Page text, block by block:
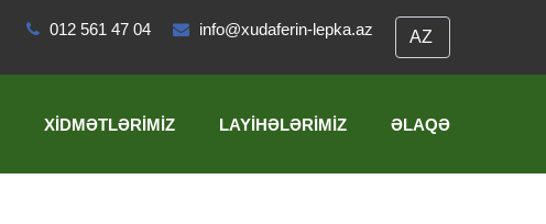
012 561 47 04 info@xudaferin-lepka.az
XIDMƏTLƏRIMIZ LAYIHƏLƏRIMIZ ƏLAQƏ